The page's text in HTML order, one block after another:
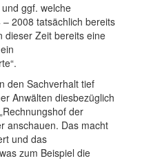
ggf. welche
2008 tatsächlich bereits
dieser Zeit bereits eine
den Sachverhalt tief
Anwälten diesbezüglich
der
anschauen. Das macht
und das
zum Beispiel die